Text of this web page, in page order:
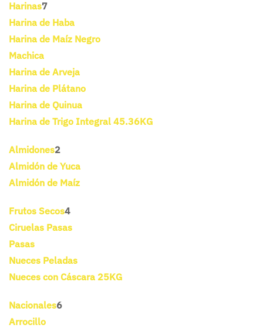
Harinas7
Harina de Haba
Harina de Maíz Negro
Machica
Harina de Arveja
Harina de Plátano
Harina de Quinua
Harina de Trigo Integral 45.36KG
Almidones2
Almidón de Yuca
Almidón de Maíz
Frutos Secos4
Ciruelas Pasas
Pasas
Nueces Peladas
Nueces con Cáscara 25KG
Nacionales6
Arrocillo